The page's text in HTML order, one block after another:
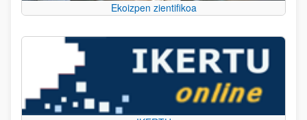
Ekoizpen zientifikoa